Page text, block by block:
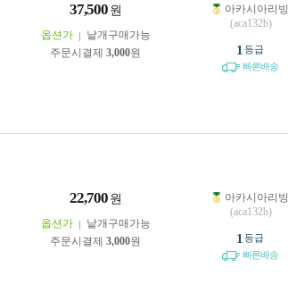
37,500 원
옵션가
낱개구매가능
주문시결제 3,000원
아카시아리빙
(aca132b)
1 등급
빠른배송
22,700 원
옵션가
낱개구매가능
주문시결제 3,000원
아카시아리빙
(aca132b)
1 등급
빠른배송